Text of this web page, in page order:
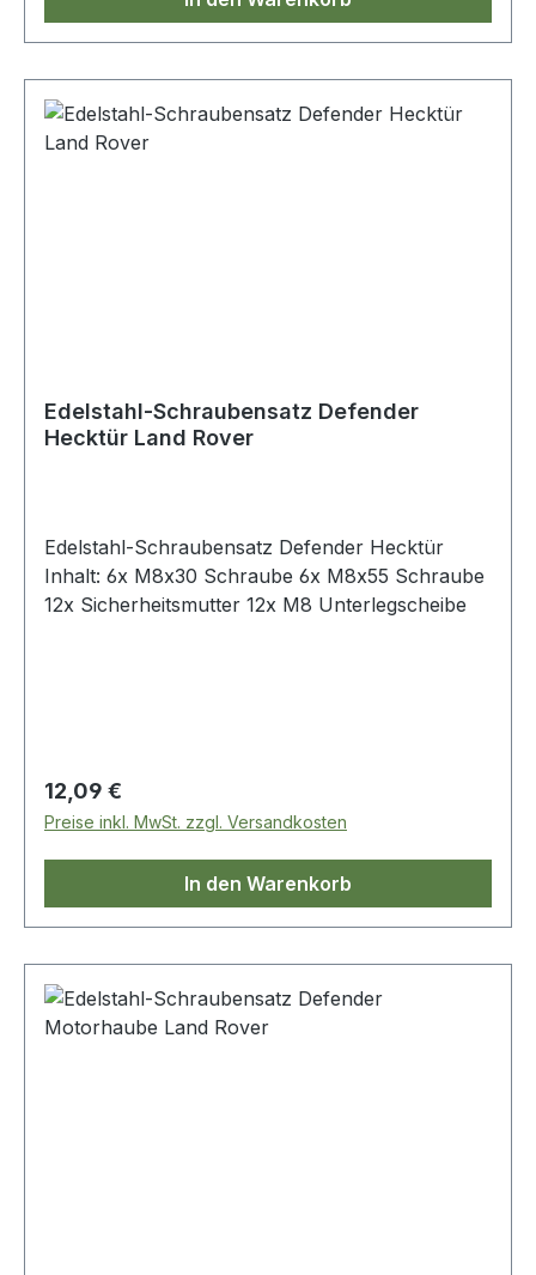
Edelstahl-Schraubensatz Defender
Hecktür Land Rover
Edelstahl-Schraubensatz Defender Hecktür
Inhalt: 6x M8x30 Schraube 6x M8x55 Schraube
12x Sicherheitsmutter 12x M8 Unterlegscheibe
Regulärer Preis:
12,09 €
Preise inkl. MwSt. zzgl. Versandkosten
In den Warenkorb